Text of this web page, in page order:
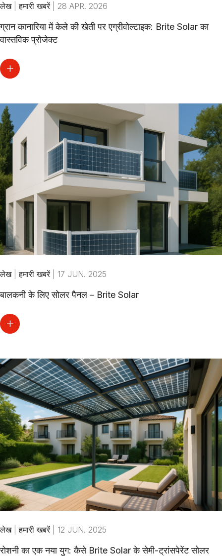
लेख |हमारी खबरें 28 APR. 2026
ग्रान कानारिया में केले की खेती पर एग्रीवोल्टाइक: Brite Solar का
वास्तविक प्रोजेक्ट
लेख |हमारी खबरें 17 JUN. 2025
बालकनी के लिए सोलर पैनल – Brite Solar
लेख |हमारी खबरें 12 JUN. 2025
रोशनी का एक नया युग: कैसे Brite Solar के सेमी-ट्रांसपेरेंट सोलर